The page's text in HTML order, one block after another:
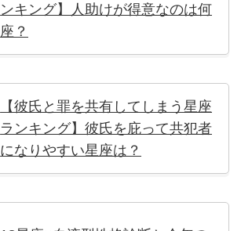
ンキング】人助けが得意なのは何
座？
【彼氏と罪を共有してしまう星座
ランキング】彼氏を庇って共犯者
になりやすい星座は？